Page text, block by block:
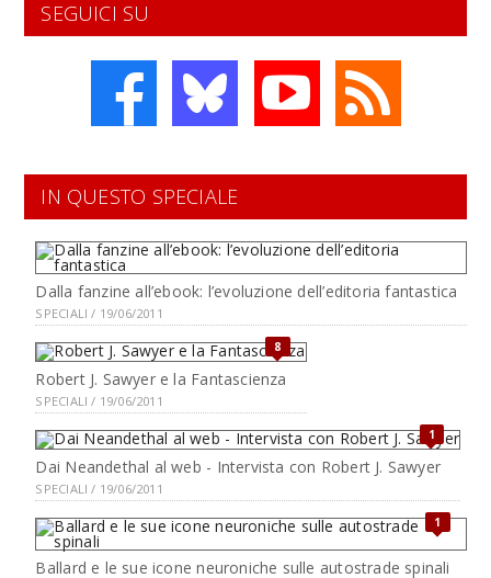
SEGUICI SU
IN QUESTO SPECIALE
Dalla fanzine all’ebook: l’evoluzione dell’editoria fantastica
SPECIALI / 19/06/2011
8
Robert J. Sawyer e la Fantascienza
SPECIALI / 19/06/2011
1
Dai Neandethal al web - Intervista con Robert J. Sawyer
SPECIALI / 19/06/2011
1
Ballard e le sue icone neuroniche sulle autostrade spinali